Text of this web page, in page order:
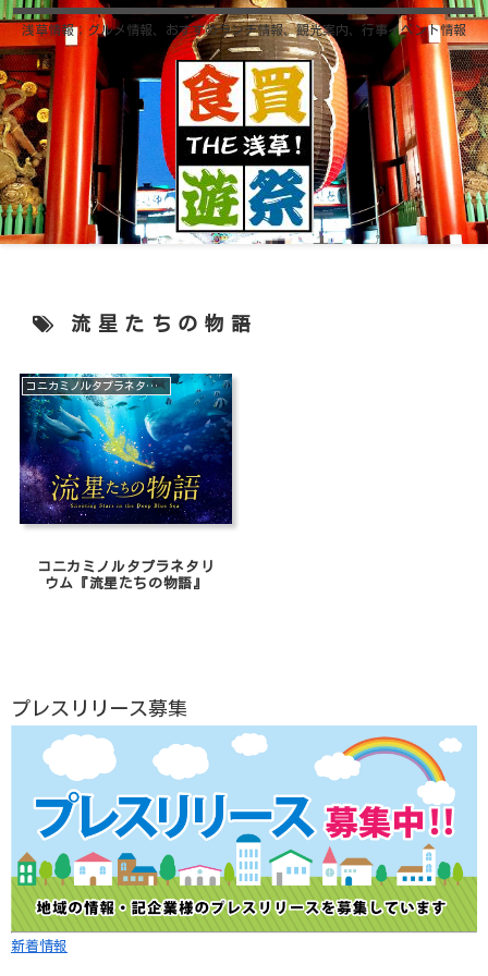
浅草情報；グルメ情報、おすすめランチ情報、観光案内、行事イベント情報
流星たちの物語
コニカミノルタプラネタリウム
コニカミノルタプラネタリ
ウム『流星たちの物語』
プレスリリース募集
新着情報